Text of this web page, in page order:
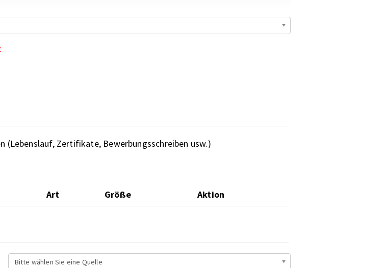
(Lebenslauf, Zertifikate, Bewerbungsschreiben usw.)
Art Größe Aktion
Bitte wählen Sie eine Quelle